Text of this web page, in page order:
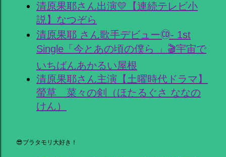
清原果耶さん出演💛【連続テレビ小
説】なつぞら
清原果耶 さん歌手デビュー🄭- 1st
Single「今とあの頃の僕ら 」🎬宇宙で
いちばんあかるい屋根
清原果耶さん主演【土曜時代ドラマ】
螢草 菜々の剣（ほたるぐさ ななの
けん）
😎ブラタモリ大好き！